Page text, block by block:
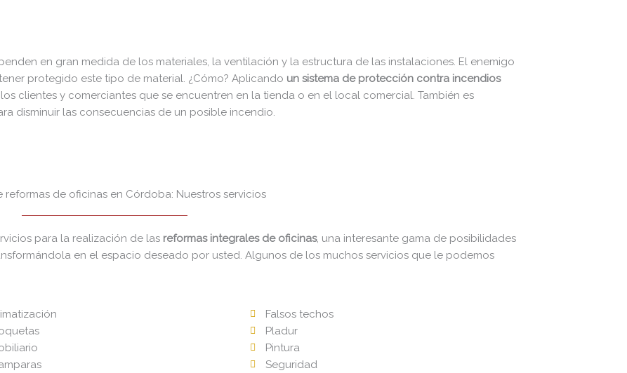
en gran medida de los materiales, la ventilación y la estructura de las instalaciones. El enemigo
protegido este tipo de material. ¿Cómo? Aplicando un sistema de protección contra incendios
clientes y comerciantes que se encuentren en la tienda o en el local comercial. También es
disminuir las consecuencias de un posible incendio.
reformas de oficinas en Córdoba: Nuestros servicios
para la realización de las reformas integrales de oficinas, una interesante gama de posibilidades
en el espacio deseado por usted. Algunos de los muchos servicios que le podemos
Falsos techos
Pladur
Pintura
Seguridad